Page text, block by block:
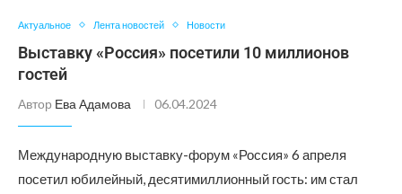
Актуальное Лента новостей Новости
Выставку «Россия» посетили 10 миллионов
гостей
Автор Ева Адамова 06.04.2024
Международную выставку-форум «Россия» 6 апреля
посетил юбилейный, десятимиллионный гость: им стал